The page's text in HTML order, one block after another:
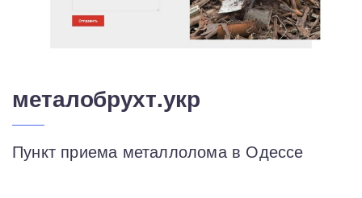
металобрухт.укр
Пункт приема металлолома в Одессе